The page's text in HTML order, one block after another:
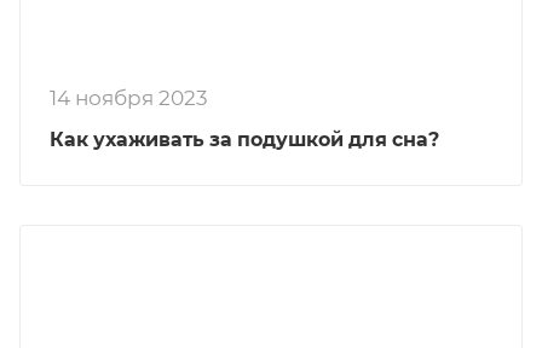
14 ноября 2023
Как ухаживать за подушкой для сна?